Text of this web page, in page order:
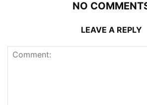
NO
LEAVE A REPLY